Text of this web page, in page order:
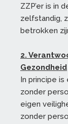
ZZP’er is in
zelfstandig,
betrokken
2.
Gezondheid
In principe
zonder
eigen
zonder